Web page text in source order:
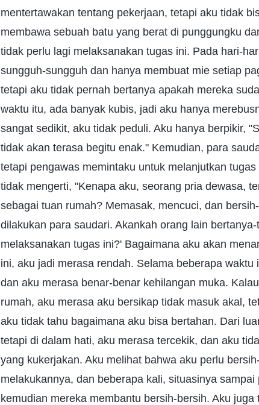
mentertawakan tentang pekerjaan, tetapi aku tidak
membawa sebuah batu yang berat di punggungku
tidak perlu lagi melaksanakan tugas ini. Pada hari-
sungguh-sungguh dan hanya membuat mie setiap
tetapi aku tidak pernah bertanya apakah mereka
waktu itu, ada banyak kubis, jadi aku hanya
sangat sedikit, aku tidak peduli. Aku hanya berpikir,
tidak akan terasa begitu enak." Kemudian, para
tetapi pengawas memintaku untuk melanjutkan
tidak mengerti, "Kenapa aku, seorang pria dewasa,
sebagai tuan rumah? Memasak, mencuci, dan
dilakukan para saudari. Akankah orang lain
melaksanakan tugas ini?' Bagaimana aku akan
ini, aku jadi merasa rendah. Selama beberapa
dan aku merasa benar-benar kehilangan muka.
rumah, aku merasa aku bersikap tidak masuk akal,
aku tidak tahu bagaimana aku bisa bertahan. Dari
tetapi di dalam hati, aku merasa tercekik, dan aku
yang kukerjakan. Aku melihat bahwa aku perlu
melakukannya, dan beberapa kali, situasinya
kemudian mereka membantu bersih-bersih. Aku